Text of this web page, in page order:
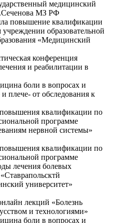
медицинский
МЗ РФ
повышение квалификации
образовательной
«Медицинский
конференция
и реабилитации в
боли в вопросах и
плече- от обследования к
квалификации по
программе
нервной системы»
квалификации по
программе
лечения болевых
университет»
лекций «Болезнь
и технологиями»
боли в вопросах и